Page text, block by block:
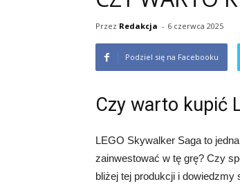
Przez Redakcja - 6 czerwca 2025
Podziel się na Facebooku
Czy warto kupić
LEGO Skywalker Saga to
zainwestować w tę grę? Czy
bliżej tej produkcji i